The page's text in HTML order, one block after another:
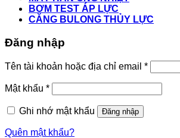
BƠM TEST ÁP LỰC
CĂNG BULONG THỦY LỰC
Đăng nhập
Tên tài khoản hoặc địa chỉ email *
Mật khẩu *
Ghi nhớ mật khẩu Đăng nhập
Quên mật khẩu?